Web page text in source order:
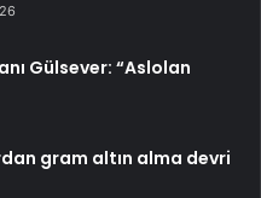
Gülsever: “Aslolan
gram altın alma devri